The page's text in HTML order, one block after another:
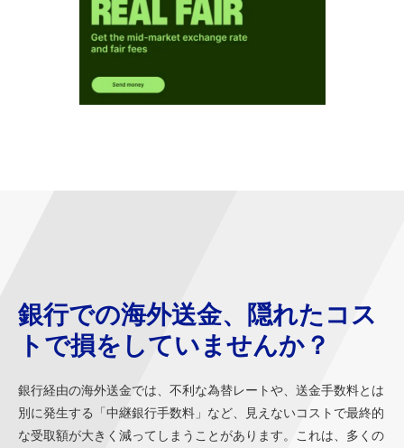
銀行での海外送金、隠れたコス
トで損をしていませんか？
銀行経由の海外送金では、不利な為替レートや、送金手数料とは
別に発生する「中継銀行手数料」など、見えないコストで最終的
な受取額が大きく減ってしまうことがあります。これは、多くの